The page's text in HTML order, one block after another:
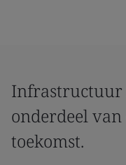
Infrastructuur
onderdeel
toekomst.